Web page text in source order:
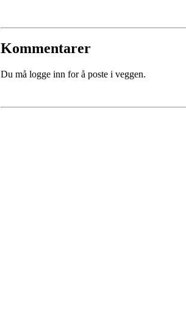
Kommentarer
Du må logge inn for å poste i veggen.